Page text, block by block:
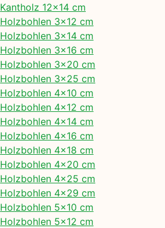
Kantholz 12×14 cm
Holzbohlen 3×12 cm
Holzbohlen 3×14 cm
Holzbohlen 3×16 cm
Holzbohlen 3×20 cm
Holzbohlen 3×25 cm
Holzbohlen 4×10 cm
Holzbohlen 4×12 cm
Holzbohlen 4×14 cm
Holzbohlen 4×16 cm
Holzbohlen 4×18 cm
Holzbohlen 4×20 cm
Holzbohlen 4×25 cm
Holzbohlen 4×29 cm
Holzbohlen 5×10 cm
Holzbohlen 5×12 cm